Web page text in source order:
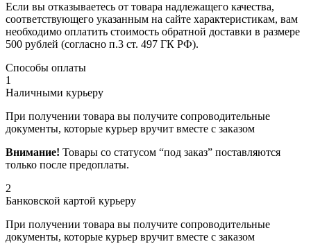
Если вы отказываетесь от товара надлежащего качества,
соответствующего указанным на сайте характеристикам, вам
необходимо оплатить стоимость обратной доставки в размере
500 рублей (согласно п.3 ст. 497 ГК РФ).
Способы оплаты
1
Наличными курьеру
При получении товара вы получите сопроводительные
документы, которые курьер вручит вместе с заказом
Внимание! Товары со статусом “под заказ” поставляются
только после предоплаты.
2
Банковской картой курьеру
При получении товара вы получите сопроводительные
документы, которые курьер вручит вместе с заказом